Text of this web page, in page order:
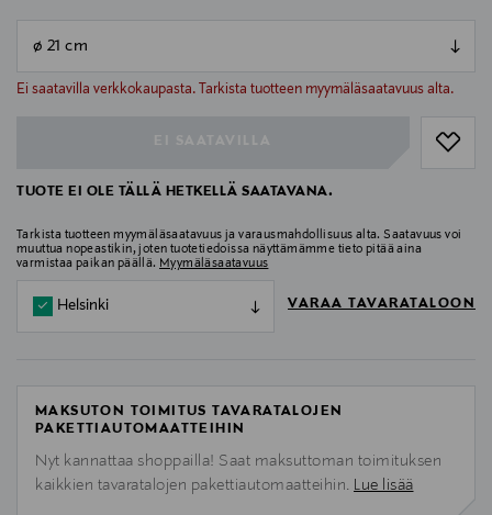
Ei saatavilla verkkokaupasta. Tarkista tuotteen myymäläsaatavuus alta.
null
TUOTE EI OLE TÄLLÄ HETKELLÄ SAATAVANA.
Tarkista tuotteen myymäläsaatavuus ja varausmahdollisuus alta. Saatavuus voi
muuttua nopeastikin, joten tuotetiedoissa näyttämämme tieto pitää aina
varmistaa paikan päällä. Myymäläsaatavuus
Helsinki VARAA TAVARATALOON
MAKSUTON TOIMITUS TAVARATALOJEN
PAKETTIAUTOMAATTEIHIN
Nyt kannattaa shoppailla! Saat maksuttoman toimituksen
kaikkien tavaratalojen pakettiautomaatteihin. Lue lisää